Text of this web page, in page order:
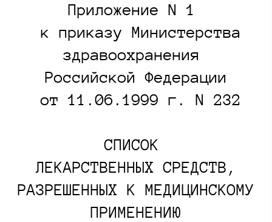
Приложение N 1
к приказу Министерства
здравоохранения
Российской Федерации
от 11.06.1999 г. N 232​
СПИСОК
ЛЕКАРСТВЕННЫХ СРЕДСТВ,
РАЗРЕШЕННЫХ К МЕДИЦИНСКОМУ
ПРИМЕНЕНИЮ